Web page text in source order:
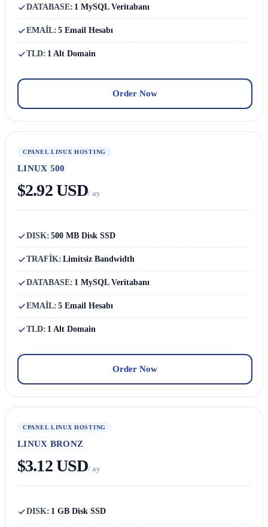
DATABASE: 1 MySQL Veritabanı
EMAİL: 5 Email Hesabı
TLD: 1 Alt Domain
Order Now
CPANEL LINUX HOSTING
LINUX 500
$2.92 USD/ ay
DISK: 500 MB Disk SSD
TRAFİK: Limitsiz Bandwidth
DATABASE: 1 MySQL Veritabanı
EMAİL: 5 Email Hesabı
TLD: 1 Alt Domain
Order Now
CPANEL LINUX HOSTING
LINUX BRONZ
$3.12 USD/ ay
DISK: 1 GB Disk SSD